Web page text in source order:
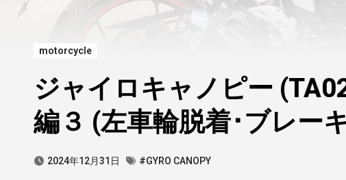
motorcycle
ジャイロキャノピー
編３ (左車輪脱着･ブレー
2024年12月31日 #GYRO CANOPY